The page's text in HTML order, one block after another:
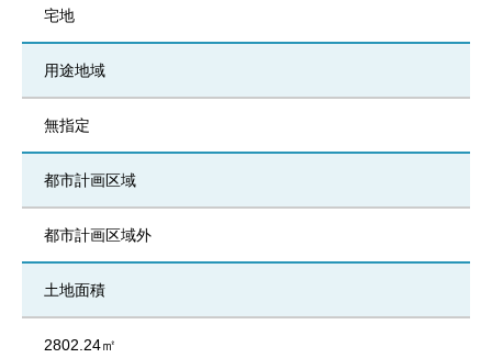
宅地
用途地域
無指定
都市計画区域
都市計画区域外
土地面積
2802.24㎡